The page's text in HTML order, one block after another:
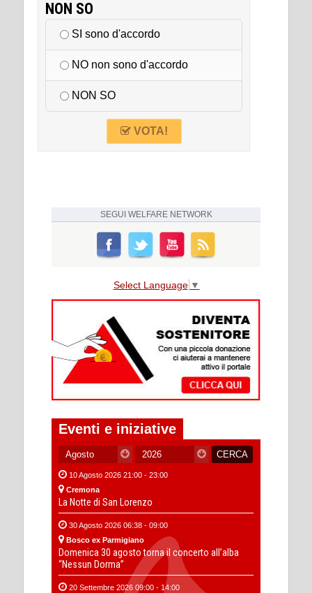
NON SO
SI sono d'accordo
NO non sono d'accordo
NON SO
VOTA!
SEGUI WELFARE NETWORK
Select Language ▼
Eventi e iniziative
10 Agosto 2026 21:00 - 23:00
Cremona
La Notte di San Lorenzo
30 Agosto 2026 06:38 - 09:00
Bosco ex Parmigiano
Domenica 30 agosto torna il concerto all’alba
“Nessun Dorma”
20 Settembre 2026 09:00 - 14:00